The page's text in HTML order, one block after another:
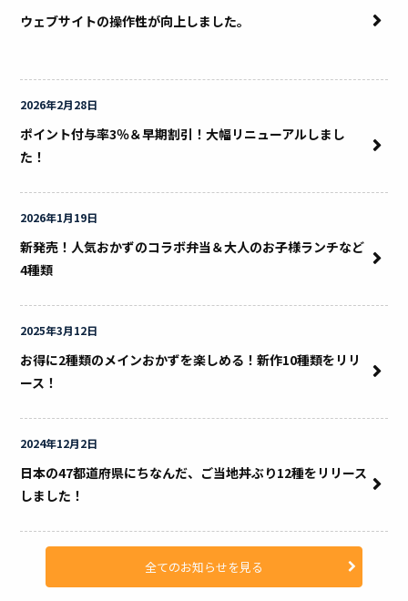
ウェブサイトの操作性が向上しました。
2026年2月28日
ポイント付与率3％＆早期割引！大幅リニューアルしまし
た！
2026年1月19日
新発売！人気おかずのコラボ弁当＆大人のお子様ランチなど
4種類
2025年3月12日
お得に2種類のメインおかずを楽しめる！新作10種類をリリ
ース！
2024年12月2日
日本の47都道府県にちなんだ、ご当地丼ぶり12種をリリース
しました！
全てのお知らせを見る